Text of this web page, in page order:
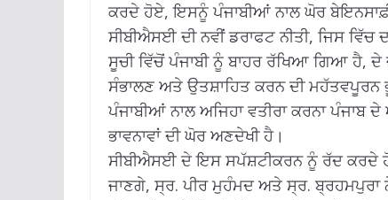
ਕਰਦੇ ਹੋਏ, ਇਸਨੂੰ ਪੰਜਾਬੀਆਂ ਨਾਲ ਘੋਰ
ਸੀਬੀਐਸਈ ਦੀ ਨਵੀਂ ਡਰਾਫਟ ਨੀਤੀ, ਜਿਸ
ਸੂਚੀ ਵਿੱਚੋਂ ਪੰਜਾਬੀ ਨੂੰ ਬਾਹਰ ਰੱਖਿਆ ਗਿਆ ਹੈ,
ਸੰਭਾਲਣ ਅਤੇ ਉਤਸ਼ਾਹਿਤ ਕਰਨ ਦੀ ਮਹੱਤਵਪੂਰਨ
ਪੰਜਾਬੀਆਂ ਨਾਲ ਅਜਿਹਾ ਵਤੀਰਾ ਕਰਨਾ ਪੰਜਾਬ
ਭਾਵਨਾਵਾਂ ਦੀ ਘੋਰ ਅਣਦੇਖੀ ਹੈ।
ਸੀਬੀਐਸਈ ਦੇ ਇਸ ਸਪੱਸ਼ਟੀਕਰਨ ਨੂੰ ਰੱਦ ਕਰਦੇ
ਜਾਣਗੇ, ਸ੍ਰ. ਪੀਰ ਮੁਹੰਮਦ ਅਤੇ ਸ੍ਰ. ਬ੍ਰਹਮਪੁਰਾ